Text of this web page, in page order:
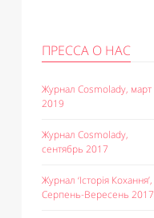
ПРЕССА О НАС
Журнал Cosmolady, март
2019
Журнал Cosmolady,
сентябрь 2017
Журнал ‘Історія Кохання’,
Серпень-Вересень 2017